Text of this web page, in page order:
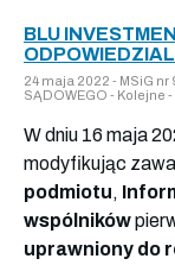
BLU
24 maja 2022 - MSiG nr
SĄDOWEGO - Kolejne
W dniu 16 maja
modyfikując
podmiotu,
wspólników
uprawniony do